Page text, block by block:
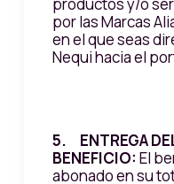
por las Marcas
en el que seas
Nequi hacia el
5. ENTREGA
BENEFICIO: El
abonado en su